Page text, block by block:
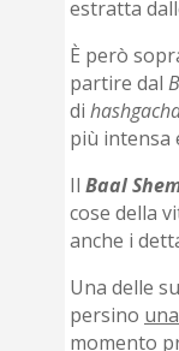
estratta
È però
partire dal
di
più intensa
IlBaal
cose della
anche i
Una delle
persino
momento